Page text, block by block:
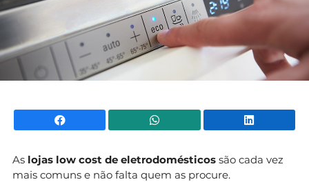
Facebook WhatsApp
As lojas low cost de eletrodomésticos são cada vez
mais comuns e não falta quem as procure.